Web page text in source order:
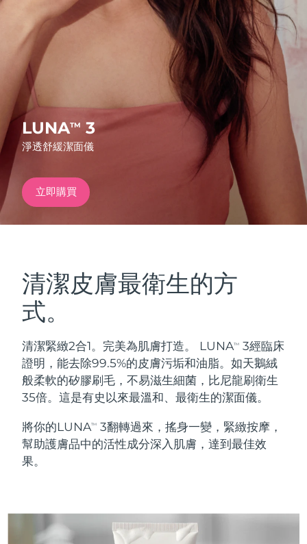
LUNATM 3
淨透舒緩潔面儀
立即購買
清潔皮膚最衛生的方
式。
清潔緊緻2合1。完美為肌膚打造。 LUNATM
3經臨床
證明，能去除99.5%的皮膚污垢和油脂。如天鵝絨
般柔軟的矽膠刷毛，不易滋生細菌，比尼龍刷衛生
35倍。這是有史以來最溫和、最衛生的潔面儀。
將你的LUNATM
3翻轉過來，搖身一變，緊緻按摩，
幫助護膚品中的活性成分深入肌膚，達到最佳效
果。
FAQ™ Dual LED Panel
熱門產品
特別優惠 暢銷產品
紅光療法
LUNA™ 4 套裝
Anti-aging massage
LUNA™ 4 Plus
Massage, LED heating
For men, anti-aging massage
BEAR™ 2 套裝
Microcurrent toning
BEAR™ 2 go
Microcurrent toning on-the-go
Microcurrent line smoothing device
UFO™ 3 套裝
Near-infrared and red light therapy
device
issa™ 4
issa™ 4 plus
Smart hybrid silicone sonic toothbrush
FAQ™ 抗老護理
抗老 LED 護理
英國 預計送達日期8/9/26
西班牙 預計送達日期8/9/26
澳洲 預計送達日期 8/12/26
法國 預計送達日期
德國 預計送達日期
加拿大 預計送達日期
奧地利 預計送達日期
巴林
比利時 8/9/26
百慕達 預計送達日期8/15/26
波士尼亞與赫塞哥維納 預計送達日期8/12/26
汶萊 預計送達日期8/14/26
保加利亞
智利 預計送達日期